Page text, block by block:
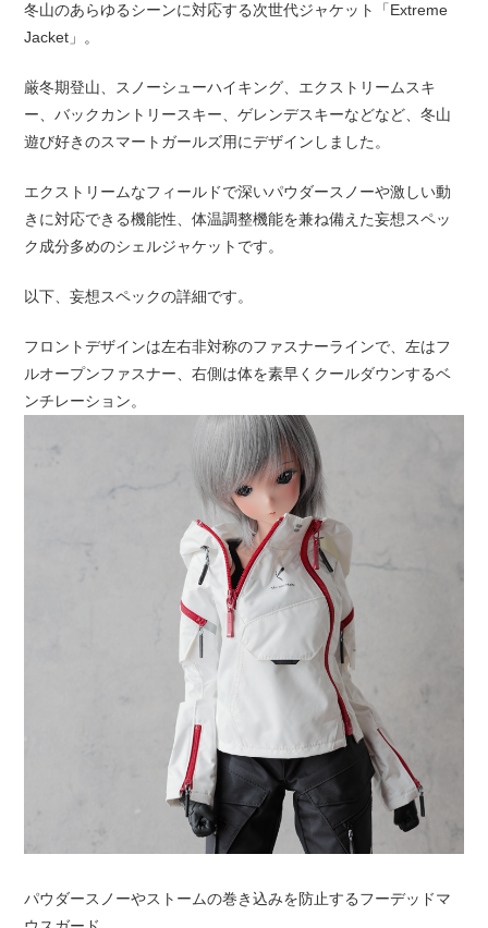
冬山のあらゆるシーンに対応する次世代ジャケット「Extreme
Jacket」。
厳冬期登山、スノーシューハイキング、エクストリームスキ
ー、バックカントリースキー、ゲレンデスキーなどなど、冬山
遊び好きのスマートガールズ用にデザインしました。
エクストリームなフィールドで深いパウダースノーや激しい動
きに対応できる機能性、体温調整機能を兼ね備えた妄想スペッ
ク成分多めのシェルジャケットです。
以下、妄想スペックの詳細です。
フロントデザインは左右非対称のファスナーラインで、左はフ
ルオープンファスナー、右側は体を素早くクールダウンするベ
ンチレーション。
パウダースノーやストームの巻き込みを防止するフーデッドマ